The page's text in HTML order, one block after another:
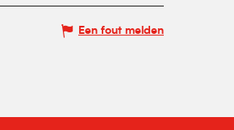
Een fout melden